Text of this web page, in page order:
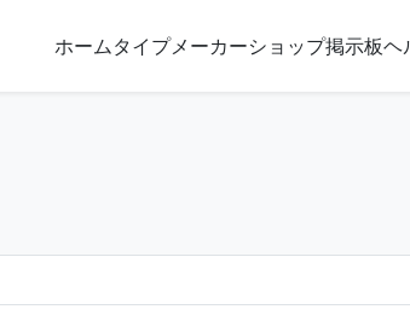
ホームタイプメーカーショップ掲示板ヘ